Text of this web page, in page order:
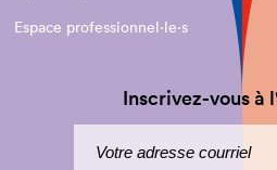
Espace professionnel·le⋅s
Inscrivez-vous à